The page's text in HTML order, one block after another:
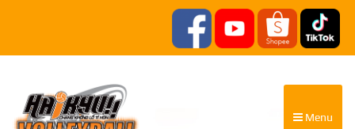
Menu